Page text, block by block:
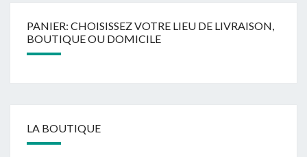
PANIER: CHOISISSEZ VOTRE LIEU DE LIVRAISON,
BOUTIQUE OU DOMICILE
LA BOUTIQUE